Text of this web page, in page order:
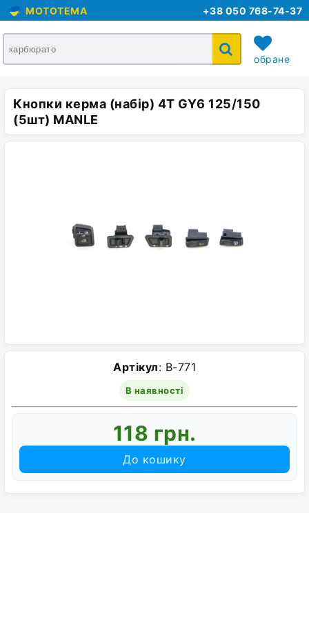
MOTOTEMA +38 050 768-74-37
обране
Кнопки керма (набір) 4T GY6 125/150
(5шт) MANLE
Артікул: B-771
В наявності
118 грн.
До кошику